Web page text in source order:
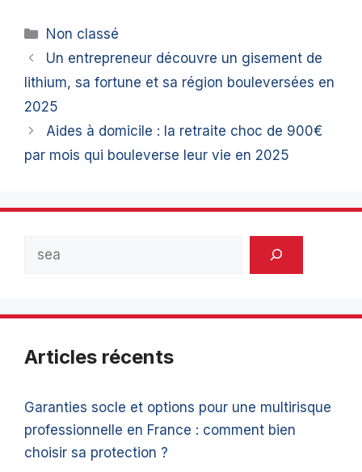
Catégories
Non classé
Un entrepreneur découvre un gisement de
lithium, sa fortune et sa région bouleversées en
2025
Aides à domicile : la retraite choc de 900€
par mois qui bouleverse leur vie en 2025
Articles récents
Garanties socle et options pour une multirisque
professionnelle en France : comment bien
choisir sa protection ?